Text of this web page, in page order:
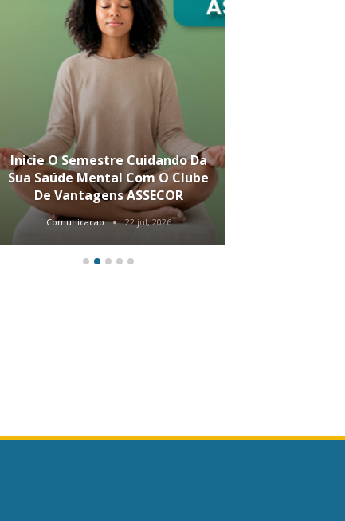
Inicie O Semestre Cuidando Da
Sua Saúde Mental Com O Clube
De Vantagens ASSECOR
Comunicacao 22 jul, 2026